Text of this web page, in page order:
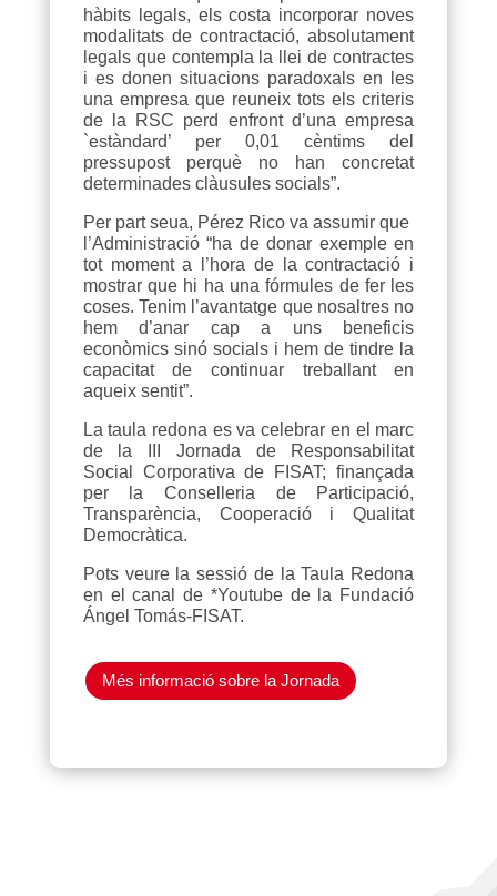
hàbits legals, els costa incorporar noves
modalitats de contractació, absolutament
legals que contempla la llei de contractes
i es donen situacions paradoxals en les
una empresa que reuneix tots els criteris
de la RSC perd enfront d’una empresa
`estàndard’ per 0,01 cèntims del
pressupost perquè no han concretat
determinades clàusules socials”.
Per part seua, Pérez Rico va assumir que
l’Administració “ha de donar exemple en
tot moment a l’hora de la contractació i
mostrar que hi ha una fórmules de fer les
coses. Tenim l’avantatge que nosaltres no
hem d’anar cap a uns beneficis
econòmics sinó socials i hem de tindre la
capacitat de continuar treballant en
aqueix sentit”.
La taula redona es va celebrar en el marc
de la III Jornada de Responsabilitat
Social Corporativa de FISAT; finançada
per la Conselleria de Participació,
Transparència, Cooperació i Qualitat
Democràtica.
Pots veure la sessió de la Taula Redona
en el canal de *Youtube de la Fundació
Ángel Tomás-FISAT.
Més informació sobre la Jornada